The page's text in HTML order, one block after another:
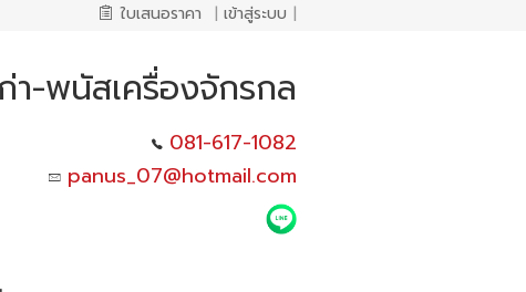
ใบเสนอราคา | เข้าสู่ระบบ |
า-พนัสเครื่องจักรกล
081-617-1082
panus_07@hotmail.com